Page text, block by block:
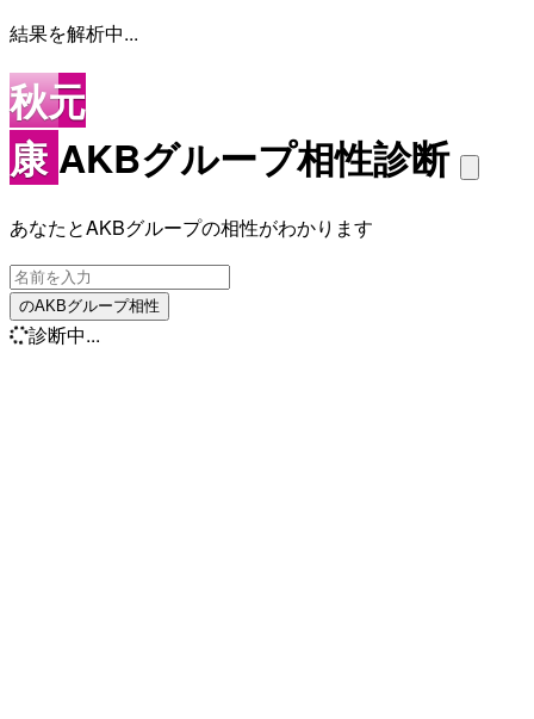
結果を解析中...
秋元
康 AKBグループ相性診断
あなたとAKBグループの相性がわかります
のAKBグループ相性
診断中...